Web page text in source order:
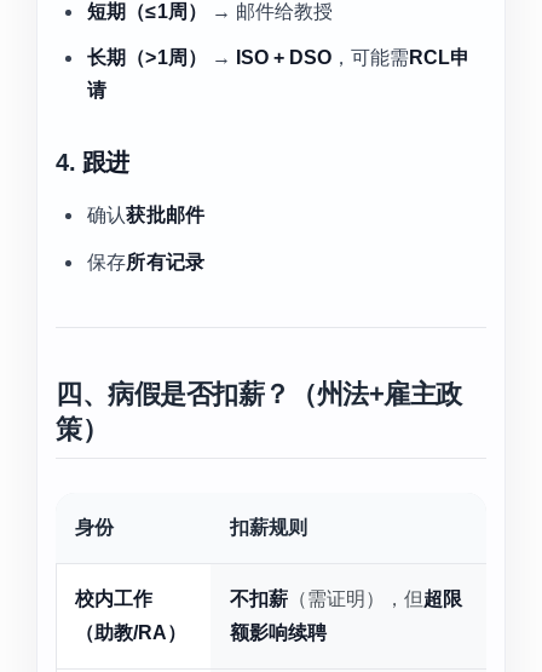
短期（≤1周） → 邮件给教授
长期（>1周） → ISO + DSO ，可能需 RCL申
请
4. 跟进
确认获批邮件
保存所有记录
四、病假是否扣薪？（州法+雇主政
策）
身份 扣薪规则
校内工作
（助教/RA）
不扣薪 （需证明），但超限
额影响续聘